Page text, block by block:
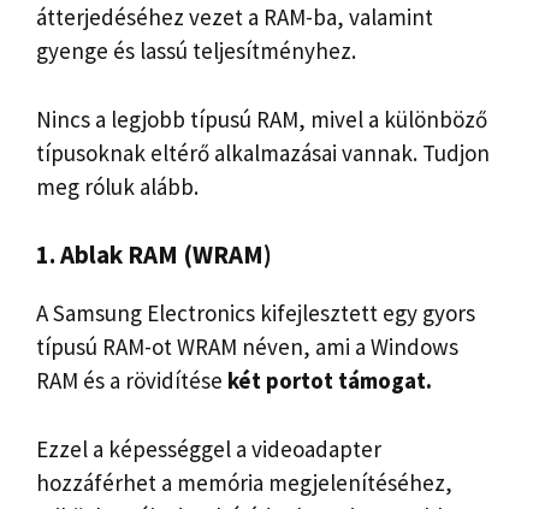
átterjedéséhez vezet a RAM-ba, valamint
gyenge és lassú teljesítményhez.
Nincs a legjobb típusú RAM, mivel a különböző
típusoknak eltérő alkalmazásai vannak. Tudjon
meg róluk alább.
1. Ablak RAM (WRAM)
A Samsung Electronics kifejlesztett egy gyors
típusú RAM-ot WRAM néven, ami a Windows
RAM és a rövidítése két portot támogat.
Ezzel a képességgel a videoadapter
hozzáférhet a memória megjelenítéséhez,